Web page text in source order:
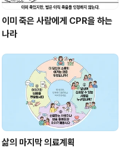
이미 죽은 사람에게 CPR을 하는
나라
삶의 마지막 의료계획